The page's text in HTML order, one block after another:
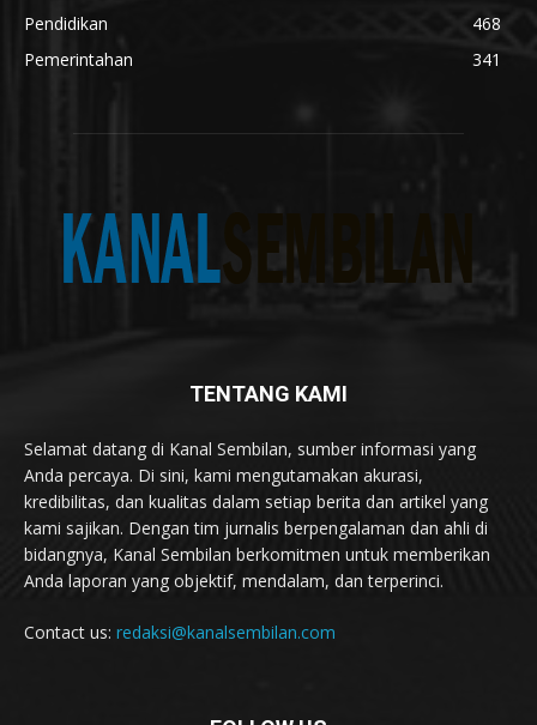
Pendidikan
468
Pemerintahan
341
TENTANG KAMI
Selamat datang di Kanal Sembilan, sumber informasi yang
Anda percaya. Di sini, kami mengutamakan akurasi,
kredibilitas, dan kualitas dalam setiap berita dan artikel yang
kami sajikan. Dengan tim jurnalis berpengalaman dan ahli di
bidangnya, Kanal Sembilan berkomitmen untuk memberikan
Anda laporan yang objektif, mendalam, dan terperinci.
Contact us: redaksi@kanalsembilan.com